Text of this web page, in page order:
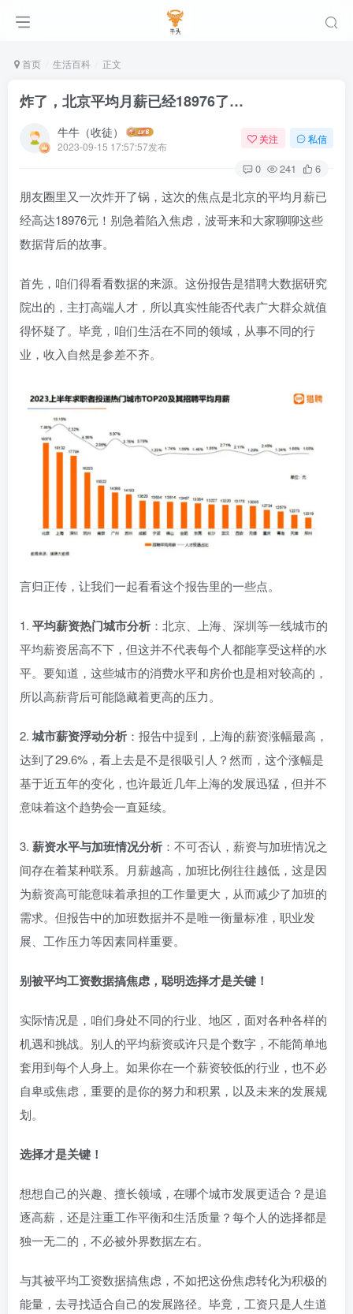
首页 生活百科 正文
炸了，北京平均月薪已经18976了…
牛牛（收徒）
2023-09-15 17:57:57发布
关注 私信
0 241 6
朋友圈里又一次炸开了锅，这次的焦点是北京的平均月薪已
经高达18976元！别急着陷入焦虑，波哥来和大家聊聊这些
数据背后的故事。
首先，咱们得看看数据的来源。这份报告是猎聘大数据研究
院出的，主打高端人才，所以真实性能否代表广大群众就值
得怀疑了。毕竟，咱们生活在不同的领域，从事不同的行
业，收入自然是参差不齐。
言归正传，让我们一起看看这个报告里的一些点。
1. 平均薪资热门城市分析 ：北京、上海、深圳等一线城市的
平均薪资居高不下，但这并不代表每个人都能享受这样的水
平。要知道，这些城市的消费水平和房价也是相对较高的，
所以高薪背后可能隐藏着更高的压力。
2. 城市薪资浮动分析 ：报告中提到，上海的薪资涨幅最高，
达到了29.6%，看上去是不是很吸引人？然而，这个涨幅是
基于近五年的变化，也许最近几年上海的发展迅猛，但并不
意味着这个趋势会一直延续。
3. 薪资水平与加班情况分析 ：不可否认，薪资与加班情况之
间存在着某种联系。月薪越高，加班比例往往越低，这是因
为薪资高可能意味着承担的工作量更大，从而减少了加班的
需求。但报告中的加班数据并不是唯一衡量标准，职业发
展、工作压力等因素同样重要。
别被平均工资数据搞焦虑，聪明选择才是关键！
实际情况是，咱们身处不同的行业、地区，面对各种各样的
机遇和挑战。别人的平均薪资或许只是个数字，不能简单地
套用到每个人身上。如果你在一个薪资较低的行业，也不必
自卑或焦虑，重要的是你的努力和积累，以及未来的发展规
划。
选择才是关键！
想想自己的兴趣、擅长领域，在哪个城市发展更适合？是追
逐高薪，还是注重工作平衡和生活质量？每个人的选择都是
独一无二的，不必被外界数据左右。
与其被平均工资数据搞焦虑，不如把这份焦虑转化为积极的
能量，去寻找适合自己的发展路径。毕竟，工资只是人生道